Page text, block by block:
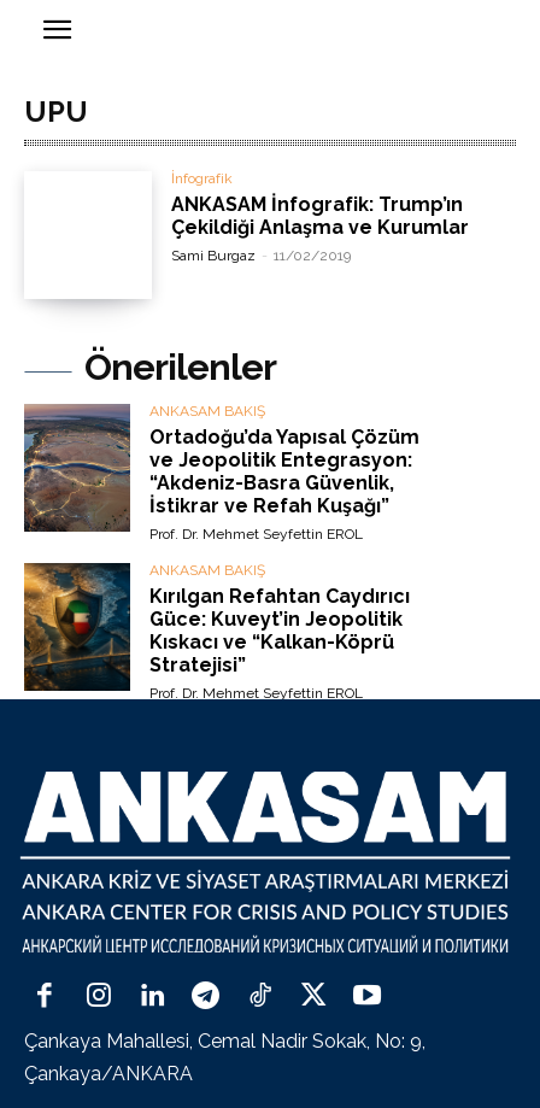
UPU
İnfografik
ANKASAM İnfografik: Trump’ın
Çekildiği Anlaşma ve Kurumlar
Sami Burgaz - 11/02/2019
Önerilenler
ANKASAM BAKIŞ
Ortadoğu’da Yapısal Çözüm
ve Jeopolitik Entegrasyon:
“Akdeniz-Basra Güvenlik,
İstikrar ve Refah Kuşağı”
Prof. Dr. Mehmet Seyfettin EROL
ANKASAM BAKIŞ
Kırılgan Refahtan Caydırıcı
Güce: Kuveyt’in Jeopolitik
Kıskacı ve “Kalkan-Köprü
Stratejisi”
Prof. Dr. Mehmet Seyfettin EROL
Çankaya Mahallesi, Cemal Nadir Sokak, No: 9,
Çankaya/ANKARA